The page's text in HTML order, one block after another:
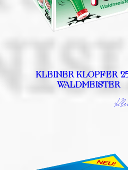
KLEINER KLOPFER
WALDMEISTER